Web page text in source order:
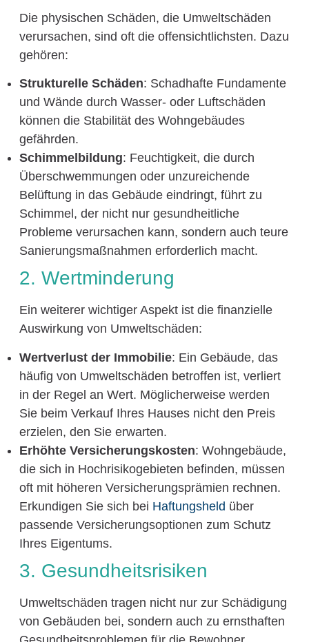
Die physischen Schäden, die Umweltschäden
verursachen, sind oft die offensichtlichsten. Dazu
gehören:
Strukturelle Schäden: Schadhafte Fundamente
und Wände durch Wasser- oder Luftschäden
können die Stabilität des Wohngebäudes
gefährden.
Schimmelbildung: Feuchtigkeit, die durch
Überschwemmungen oder unzureichende
Belüftung in das Gebäude eindringt, führt zu
Schimmel, der nicht nur gesundheitliche
Probleme verursachen kann, sondern auch teure
Sanierungsmaßnahmen erforderlich macht.
2. Wertminderung
Ein weiterer wichtiger Aspekt ist die finanzielle
Auswirkung von Umweltschäden:
Wertverlust der Immobilie: Ein Gebäude, das
häufig von Umweltschäden betroffen ist, verliert
in der Regel an Wert. Möglicherweise werden
Sie beim Verkauf Ihres Hauses nicht den Preis
erzielen, den Sie erwarten.
Erhöhte Versicherungskosten: Wohngebäude,
die sich in Hochrisikogebieten befinden, müssen
oft mit höheren Versicherungsprämien rechnen.
Erkundigen Sie sich bei Haftungsheld über
passende Versicherungsoptionen zum Schutz
Ihres Eigentums.
3. Gesundheitsrisiken
Umweltschäden tragen nicht nur zur Schädigung
von Gebäuden bei, sondern auch zu ernsthaften